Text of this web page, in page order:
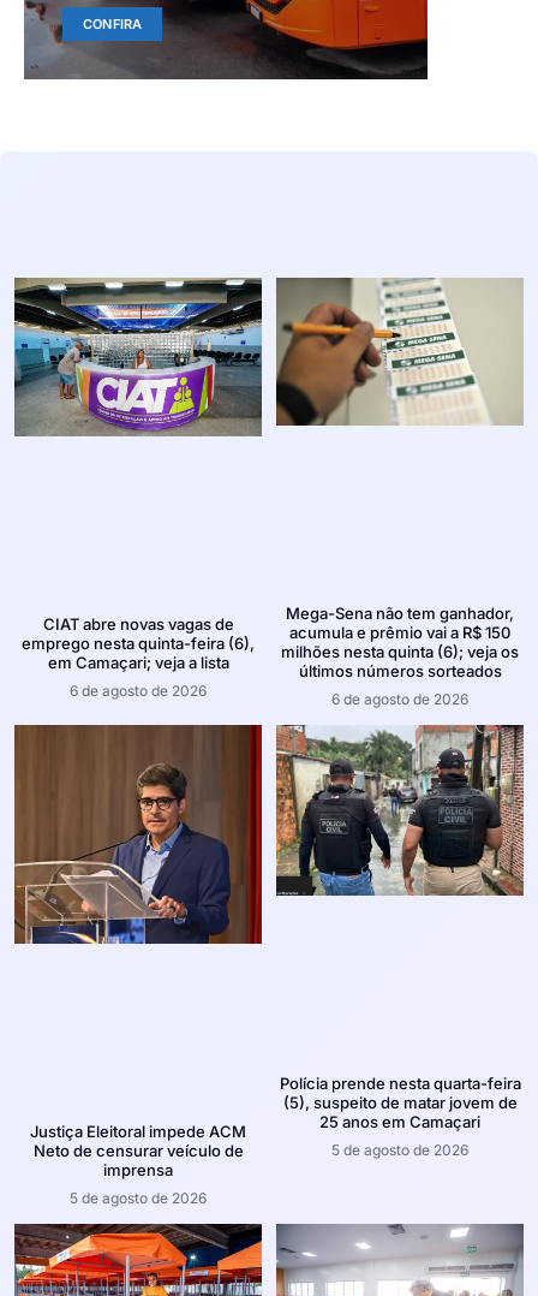
CONFIRA
CIAT abre novas vagas de
emprego nesta quinta-feira (6),
em Camaçari; veja a lista
6 de agosto de 2026
Mega-Sena não tem ganhador,
acumula e prêmio vai a R$ 150
milhões nesta quinta (6); veja os
últimos números sorteados
6 de agosto de 2026
Justiça Eleitoral impede ACM
Neto de censurar veículo de
imprensa
5 de agosto de 2026
Polícia prende nesta quarta-feira
(5), suspeito de matar jovem de
25 anos em Camaçari
5 de agosto de 2026